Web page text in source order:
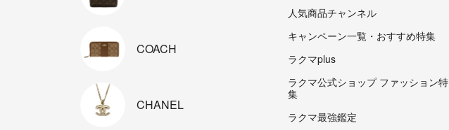
COACH
CHANEL
人気商品チャンネル
キャンペーン一覧・おすすめ特集
ラクマplus
ラクマ公式ショップ ファッション特
集
ラクマ最強鑑定